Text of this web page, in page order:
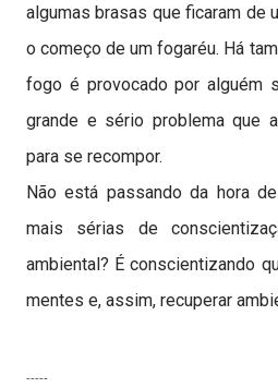
algumas brasas que ficaram de
o começo de um fogaréu. Há
fogo é provocado por alguém
grande e sério problema que
para se recompor.
Não está passando da hora
mais sérias de
ambiental? É conscientizando
mentes e, assim, recuperar
-----